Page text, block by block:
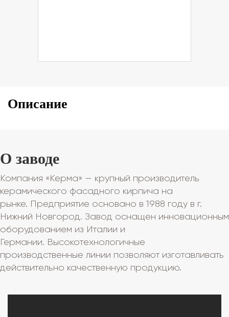
Описание
О заводе
Компания «Керма» — крупный производитель
керамического фасадного кирпича на
рынке. Предприятие основано в 1988 году в г.
Нижний Новгород. Завод оснащен инновационным
оборудованием из Италии и
Германии. Высокотехнологичные
производственные линии позволяют изготавливать
действительно качественную продукцию.